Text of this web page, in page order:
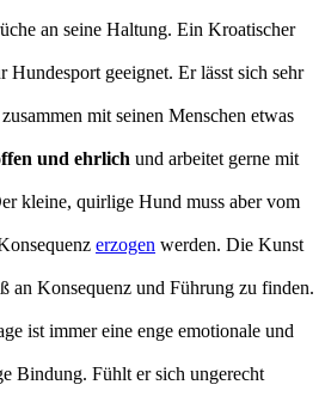
an seine Haltung. Ein Kroatischer
Hundesport geeignet. Er lässt sich sehr
mit seinen Menschen etwas
und ehrlich und arbeitet gerne mit
kleine, quirlige Hund muss aber vom
erzogen werden. Die Kunst
an Konsequenz und Führung zu finden.
ist immer eine enge emotionale und
Bindung. Fühlt er sich ungerecht